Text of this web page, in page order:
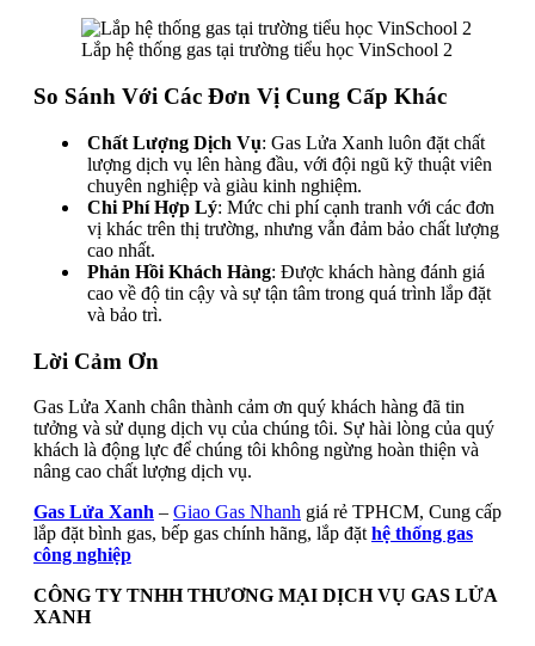
Lắp hệ thống gas tại trường tiểu học VinSchool 2
So Sánh Với Các Đơn Vị Cung Cấp Khác
Chất Lượng Dịch Vụ: Gas Lửa Xanh luôn đặt chất
lượng dịch vụ lên hàng đầu, với đội ngũ kỹ thuật viên
chuyên nghiệp và giàu kinh nghiệm.
Chi Phí Hợp Lý: Mức chi phí cạnh tranh với các đơn
vị khác trên thị trường, nhưng vẫn đảm bảo chất lượng
cao nhất.
Phản Hồi Khách Hàng: Được khách hàng đánh giá
cao về độ tin cậy và sự tận tâm trong quá trình lắp đặt
và bảo trì.
Lời Cảm Ơn
Gas Lửa Xanh chân thành cảm ơn quý khách hàng đã tin
tưởng và sử dụng dịch vụ của chúng tôi. Sự hài lòng của quý
khách là động lực để chúng tôi không ngừng hoàn thiện và
nâng cao chất lượng dịch vụ.
Gas Lửa Xanh – Giao Gas Nhanh giá rẻ TPHCM, Cung cấp
lắp đặt bình gas, bếp gas chính hãng, lắp đặt hệ thống gas
công nghiệp
CÔNG TY TNHH THƯƠNG MẠI DỊCH VỤ GAS LỬA
XANH